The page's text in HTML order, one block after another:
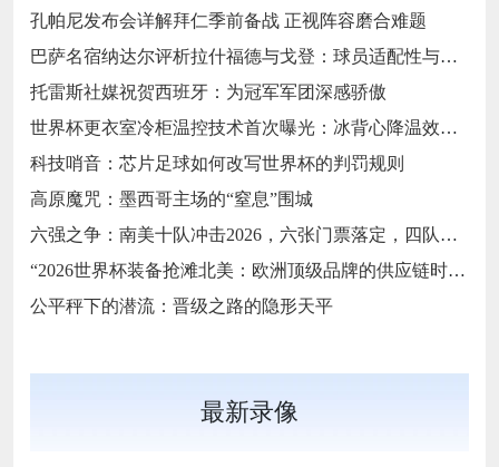
孔帕尼发布会详解拜仁季前备战 正视阵容磨合难题
巴萨名宿纳达尔评析拉什福德与戈登：球员适配性与战术融入前景探讨
托雷斯社媒祝贺西班牙：为冠军军团深感骄傲
世界杯更衣室冷柜温控技术首次曝光：冰背心降温效率关键数据深度拆解
科技哨音：芯片足球如何改写世界杯的判罚规则
高原魔咒：墨西哥主场的“窒息”围城
六强之争：南美十队冲击2026，六张门票落定，四队梦碎
“2026世界杯装备抢滩北美：欧洲顶级品牌的供应链时效突围战”
公平秤下的潜流：晋级之路的隐形天平
最新录像